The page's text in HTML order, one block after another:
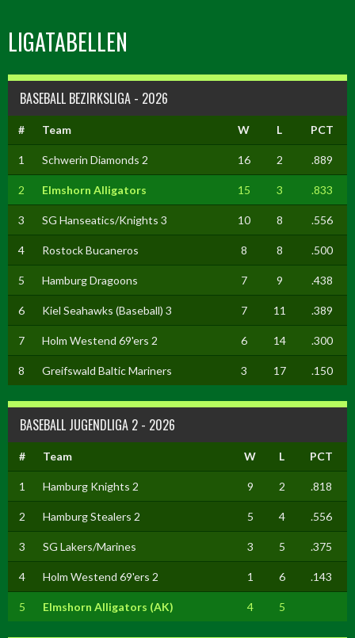
LIGATABELLEN
BASEBALL BEZIRKSLIGA - 2026
# Team W L PCT
1 Schwerin Diamonds 2 16 2 .889
2 Elmshorn Alligators 15 3 .833
3 SG Hanseatics/Knights 3 10 8 .556
4 Rostock Bucaneros 8 8 .500
5 Hamburg Dragoons 7 9 .438
6 Kiel Seahawks (Baseball) 3 7 11 .389
7 Holm Westend 69'ers 2 6 14 .300
8 Greifswald Baltic Mariners 3 17 .150
BASEBALL JUGENDLIGA 2 - 2026
# Team W L PCT
1 Hamburg Knights 2 9 2 .818
2 Hamburg Stealers 2 5 4 .556
3 SG Lakers/Marines 3 5 .375
4 Holm Westend 69'ers 2 1 6 .143
5 Elmshorn Alligators (AK) 4 5